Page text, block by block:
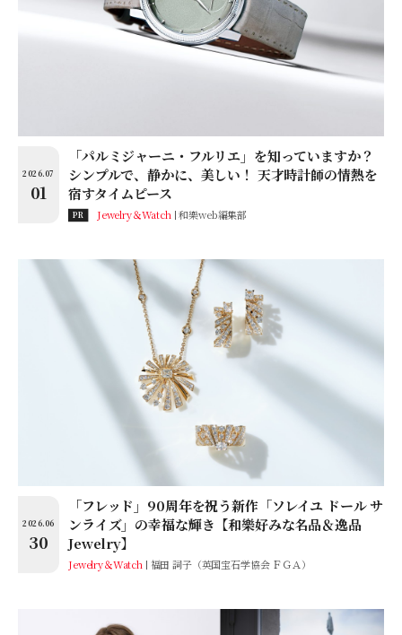
2026.07
01
「パルミジャーニ・フルリエ」を知っていますか？
シンプルで、静かに、美しい！ 天才時計師の情熱を
宿すタイムピース
PR Jewelry＆Watch 和樂web編集部
2026.06
30
「フレッド」90周年を祝う新作「ソレイユ ドール サ
ンライズ」の幸福な輝き【和樂好みな名品＆逸品
Jewelry】
Jewelry＆Watch 福田 詞子（英国宝石学協会 ＦＧＡ）